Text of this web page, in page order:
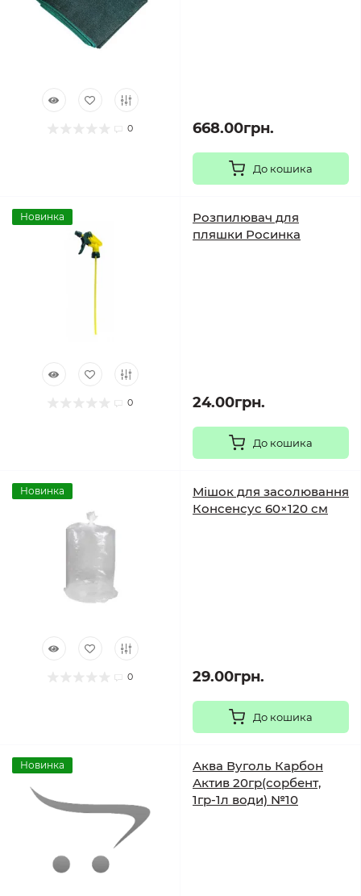
0 668.00грн.
До кошика
Новинка
0
Розпилювач для
пляшки Росинка
24.00грн.
До кошика
Новинка
0
Мішок для засолювання
Консенсус 60×120 см
29.00грн.
До кошика
Новинка
Аква Вуголь Карбон
Актив 20гр(сорбент,
1гр-1л води) №10